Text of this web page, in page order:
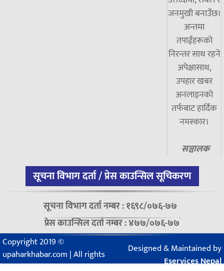
जनमुखी बनाउँछ।
अन्तमा
तपाईंहरूको
निरन्तर साथ रहने
अपेक्षासाथ,
उपहार खबर
अनलाइनको
तर्फबाट हार्दिक
नमस्कार।
सञ्चालक
सूचना विभाग दर्ता / प्रेस काउन्सिल सूचिकरण
सूचना विभाग दर्ता नम्बर : १६९८/०७६-७७
प्रेस काउन्सिल दर्ता नम्बर : ४७७/०७६-७७
Copyright 2019 ©
upaharkhabar.com | All rights
reserved.
Designed & Maintained by
Eservices Nepal